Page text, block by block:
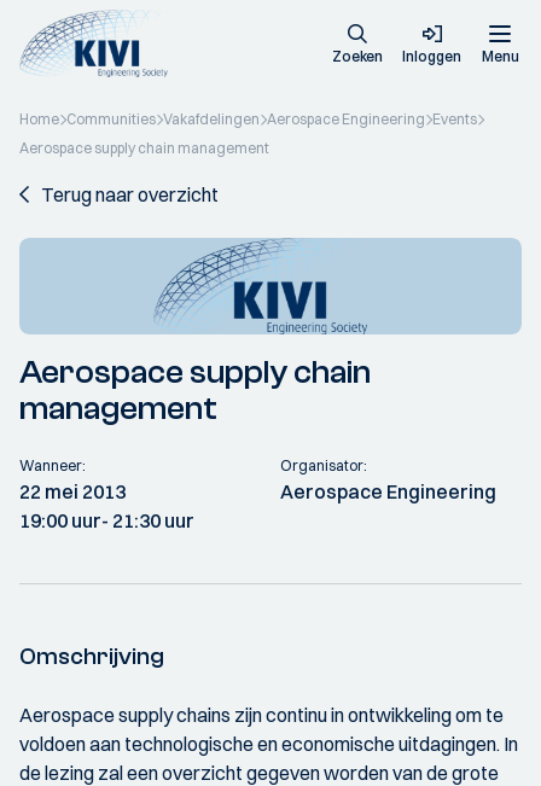
Zoeken Inloggen Menu
Home Communities Vakafdelingen Aerospace Engineering Events
Aerospace supply chain management
Terug naar overzicht
Aerospace supply chain
management
Wanneer:
22 mei 2013
19:00 uur- 21:30 uur
Organisator:
Aerospace Engineering
Omschrijving
Aerospace supply chains zijn continu in ontwikkeling om te
voldoen aan technologische en economische uitdagingen. In
de lezing zal een overzicht gegeven worden van de grote